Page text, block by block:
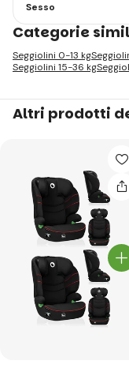
Sesso
Categorie
Seggiolini 0-13 kg
Seggiolini 15-36 kg
Altri prodotti